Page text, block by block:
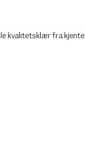
kvalitetsklær fra kjente